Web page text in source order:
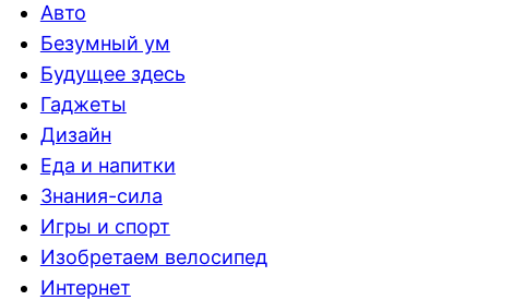
Авто
Безумный ум
Будущее здесь
Гаджеты
Дизайн
Еда и напитки
Знания-сила
Игры и спорт
Изобретаем велосипед
Интернет